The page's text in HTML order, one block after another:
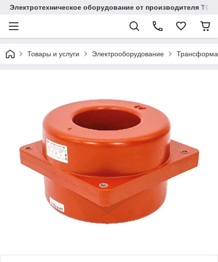
Электротехническое оборудование от производителя TOO
Товары и услуги Электрооборудование